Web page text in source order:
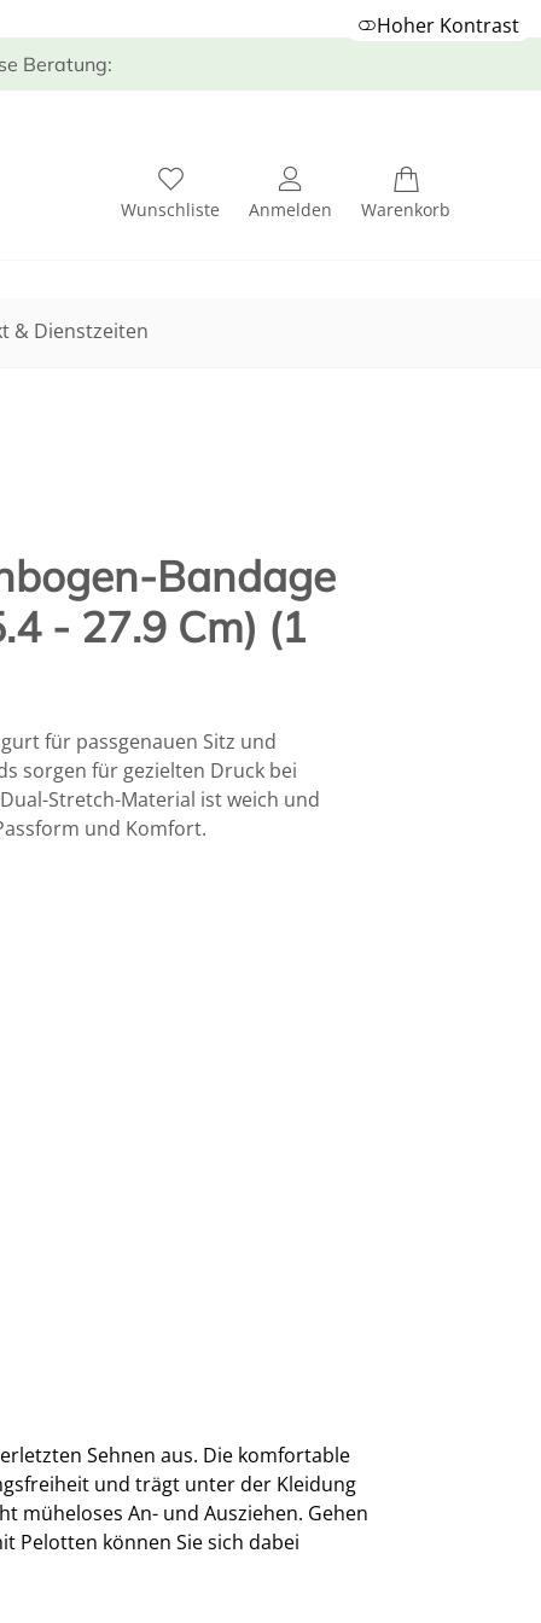
Beratung:
Hoher Kontrast
Wunschliste Anmelden Warenkorb
& Dienstzeiten
Bandage
- 27.9 Cm) (1
für passgenauen Sitz und
sorgen für gezielten Druck bei
Stretch-Material ist weich und
und Komfort.
Sehnen aus. Die komfortable
und trägt unter der Kleidung
müheloses An- und Ausziehen. Gehen
Pelotten können Sie sich dabei